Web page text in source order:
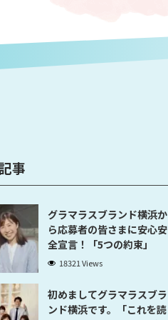
事
グラマラスブランド横浜か
ら応募者の皆さまに安心安
全宣言！「5つの約束」
18321 Views
初めましてグラマラスブラ
ンド横浜です。「これを読